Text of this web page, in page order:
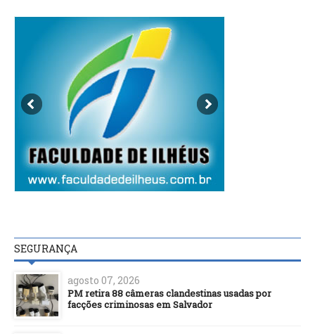
SEGURANÇA
agosto 07, 2026
PM retira 88 câmeras clandestinas usadas por
facções criminosas em Salvador